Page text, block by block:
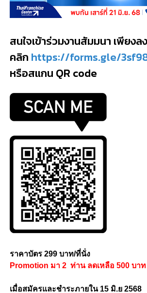
สนใจเข้าร่วมงานสัมมนา เพียงล
คลิก https://forms.gle/
หรือสแกน QR code
ราคาบัตร 299 บาท/ที่นั่ง
Promotion มา 2 ท่าน ลดเหลือ 500 บา
เมื่อสมัครและชำระภายใน 15 มิ.ย 2568